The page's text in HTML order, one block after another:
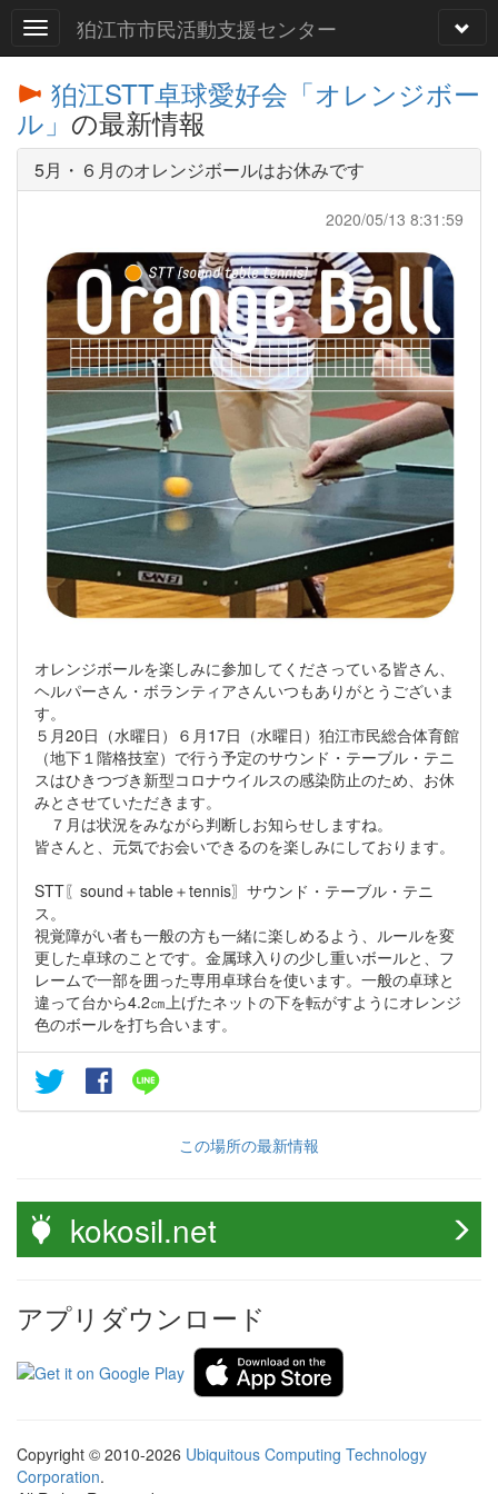
狛江市市民活動支援センター
狛江STT卓球愛好会「オレンジボー
ル」 の最新情報
5月・６月のオレンジボールはお休みです
2020/05/13 8:31:59
オレンジボールを楽しみに参加してくださっている皆さん、
ヘルパーさん・ボランティアさんいつもありがとうございま
す。
５月20日（水曜日）６月17日（水曜日）狛江市民総合体育館
（地下１階格技室）で行う予定のサウンド・テーブル・テニ
スはひきつづき新型コロナウイルスの感染防止のため、お休
みとさせていただきます。
７月は状況をみながら判断しお知らせしますね。
皆さんと、元気でお会いできるのを楽しみにしております。
STT〖sound＋table＋tennis〗サウンド・テーブル・テニ
ス。
視覚障がい者も一般の方も一緒に楽しめるよう、ルールを変
更した卓球のことです。金属球入りの少し重いボールと、フ
レームで一部を囲った専用卓球台を使います。一般の卓球と
違って台から4.2㎝上げたネットの下を転がすようにオレンジ
色のボールを打ち合います。
この場所の最新情報
kokosil.net
アプリダウンロード
Copyright © 2010-2026 Ubiquitous Computing Technology
Corporation.